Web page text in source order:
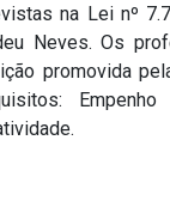
na Lei nº
Neves. Os
promovida